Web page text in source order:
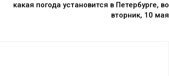
какая погода установится в Петербурге, во
вторник, 10 мая